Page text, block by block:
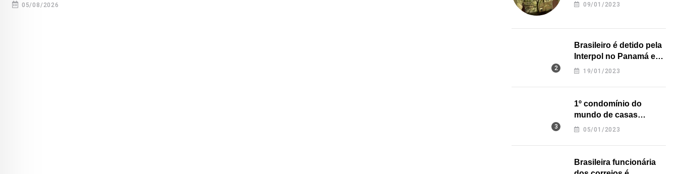
05/08/2026 05/08/2026 09/01/2023
Brasileiro é detido pela
Interpol no Panamá e
pode pegar prisão
19/01/2023
1º condomínio do
mundo de casas
impressas em 3D é
05/01/2023
Brasileira funcionária